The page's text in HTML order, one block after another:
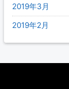
2019年3月
2019年2月